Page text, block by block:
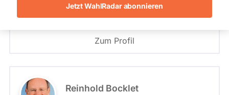
Archiv
Jetzt WahlRadar abonnieren
Angetreten für: BÜNDNIS 90/­DIE GRÜNEN
Stimmkreis: 117 - Fürstenfeldbruck-Ost
Zum Profil
Reinhold Bocklet